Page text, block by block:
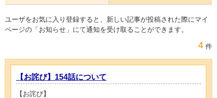
ユーザをお気に入り登録すると、新しい記事が投稿された際にマイ
ページの「お知らせ」にて通知を受け取ることができます。
4 件
【お詫び】154話について
【お詫び】